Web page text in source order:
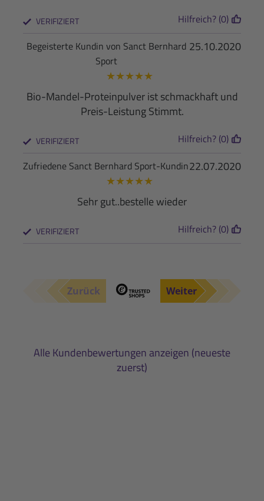
VERIFIZIERT Hilfreich? (0)
25.10.2020
Begeisterte Kundin von Sanct Bernhard
Sport
★★★★★
Bio-Mandel-Proteinpulver ist schmackhaft und
Preis-Leistung Stimmt.
VERIFIZIERT Hilfreich? (0)
22.07.2020
Zufriedene Sanct Bernhard Sport-Kundin
★★★★★
Sehr gut..bestelle wieder
VERIFIZIERT Hilfreich? (0)
Zurück Weiter
Alle Kundenbewertungen anzeigen (neueste
zuerst)